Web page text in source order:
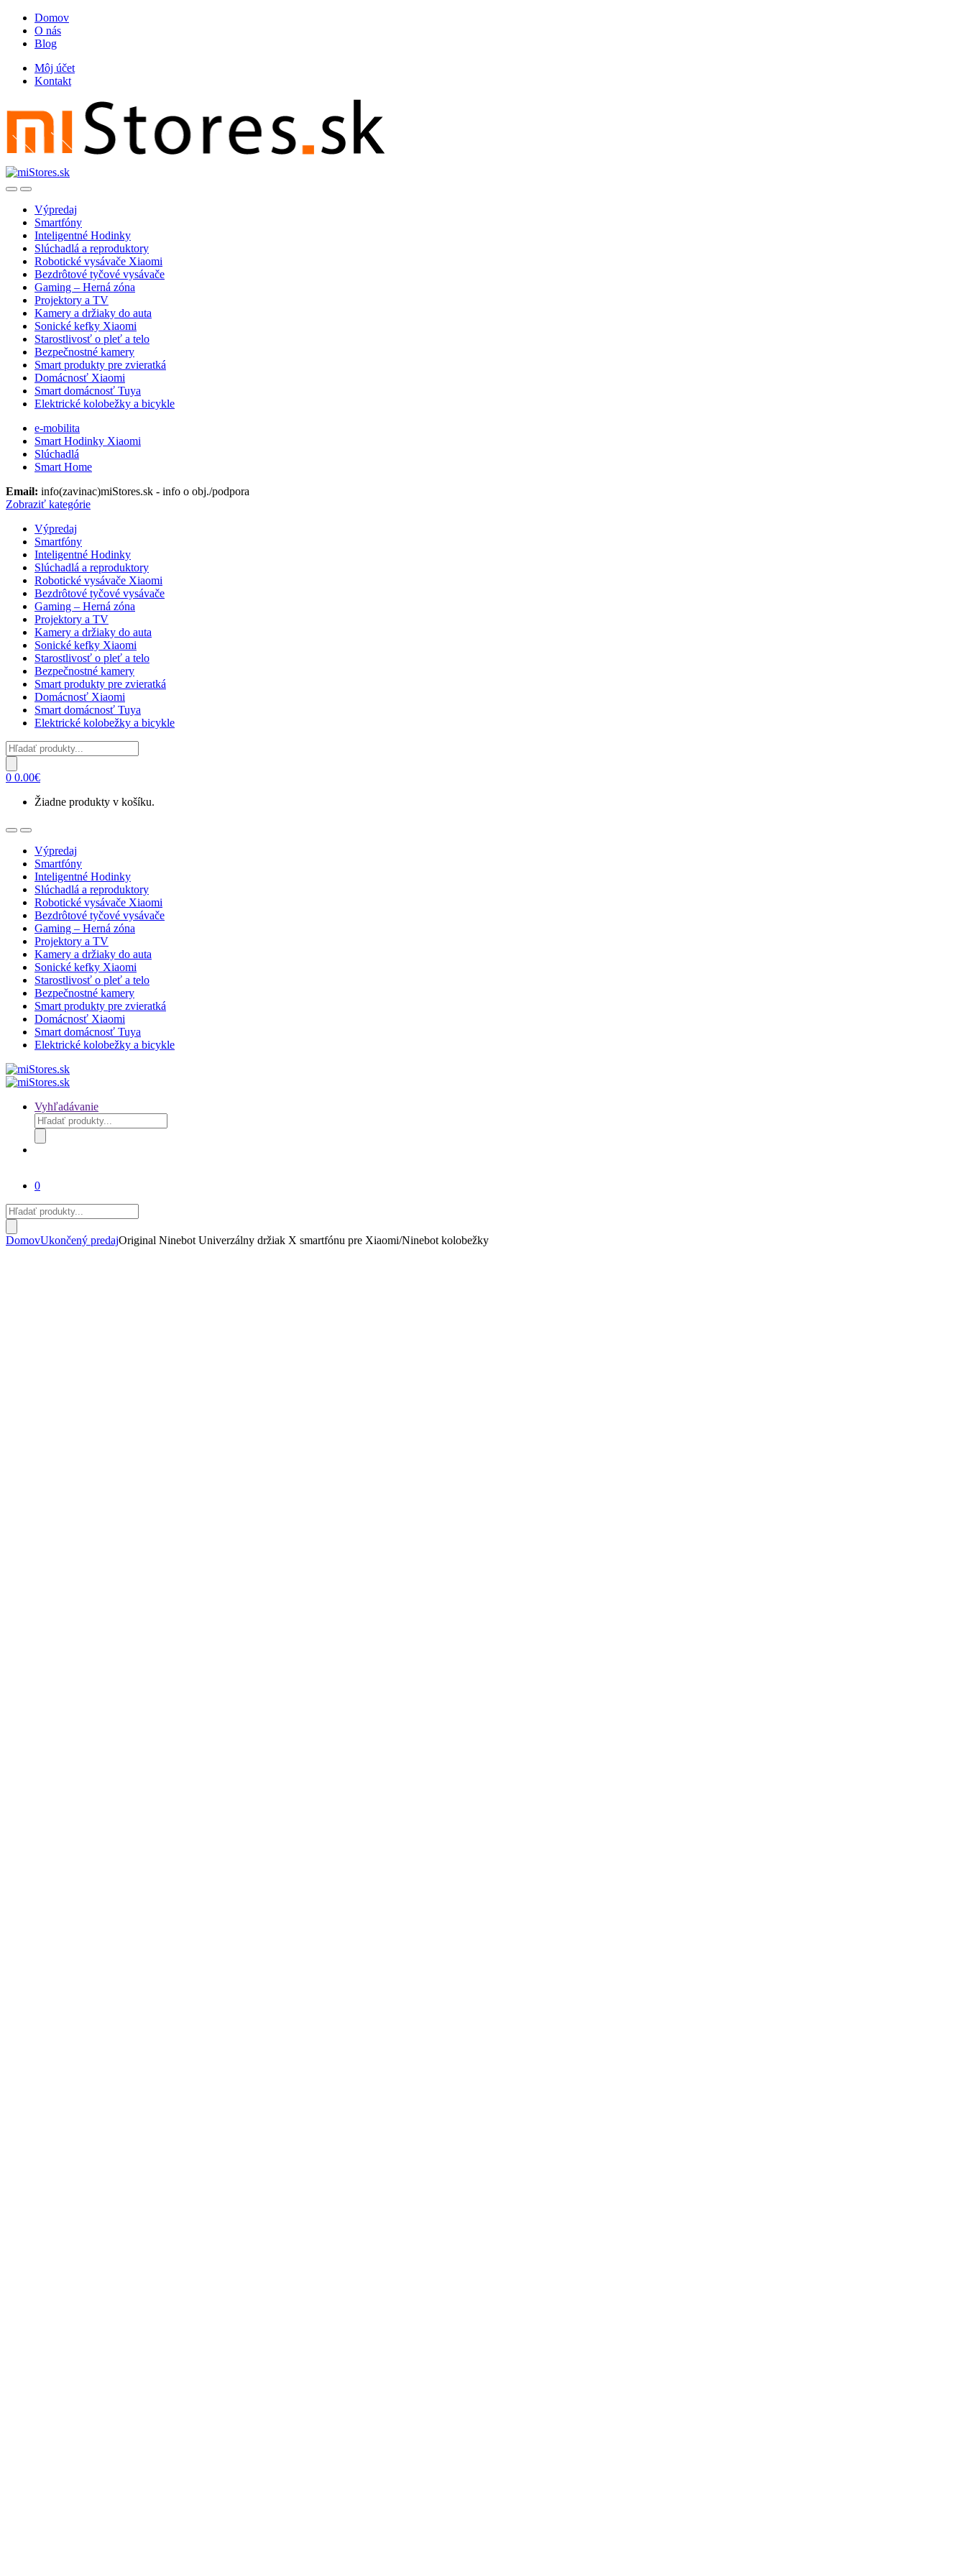
Skip
navigation
Skip
content
Domov
O nás
Blog
Môj účet
Kontakt
OpenClose
Výpredaj
Smartfóny
Inteligentné Hodinky
Slúchadlá a reproduktory
Robotické vysávače Xiaomi
Bezdrôtové tyčové vysávače
Gaming – Herná zóna
Projektory a TV
Kamery a držiaky do auta
Sonické kefky Xiaomi
Starostlivosť o pleť a telo
Bezpečnostné kamery
Smart produkty pre zvieratká
Domácnosť Xiaomi
Smart domácnosť Tuya
Elektrické kolobežky a bicykle
e-mobilita
Smart Hodinky Xiaomi
Slúchadlá
Smart Home
Email: info(zavinac)miStores.sk - info o obj./podpora
Zobraziť kategórie
Výpredaj
Smartfóny
Inteligentné Hodinky
Slúchadlá a reproduktory
Robotické vysávače Xiaomi
Bezdrôtové tyčové vysávače
Gaming – Herná zóna
Projektory a TV
Kamery a držiaky do auta
Sonické kefky Xiaomi
Starostlivosť o pleť a telo
Bezpečnostné kamery
Smart produkty pre zvieratká
Domácnosť Xiaomi
Smart domácnosť Tuya
Elektrické kolobežky a bicykle
Products
search
0 0.00€
Žiadne produkty v košíku.
OpenClose
Výpredaj
Smartfóny
Inteligentné Hodinky
Slúchadlá a reproduktory
Robotické vysávače Xiaomi
Bezdrôtové tyčové vysávače
Gaming – Herná zóna
Projektory a TV
Kamery a držiaky do auta
Sonické kefky Xiaomi
Starostlivosť o pleť a telo
Bezpečnostné kamery
Smart produkty pre zvieratká
Domácnosť Xiaomi
Smart domácnosť Tuya
Elektrické kolobežky a bicykle
Vyhľadávanie
Products
search
0
Products
search
DomovUkončený predajOriginal Ninebot Univerzálny držiak X smartfónu pre Xiaomi/Ninebot kolobežky